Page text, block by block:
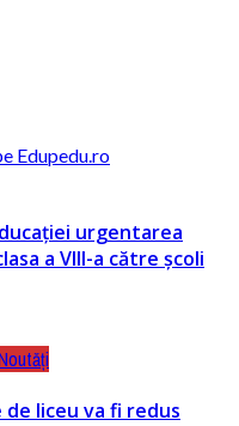
Edupedu.ro
urgentarea
a VIII-a către școli
liceu va fi redus